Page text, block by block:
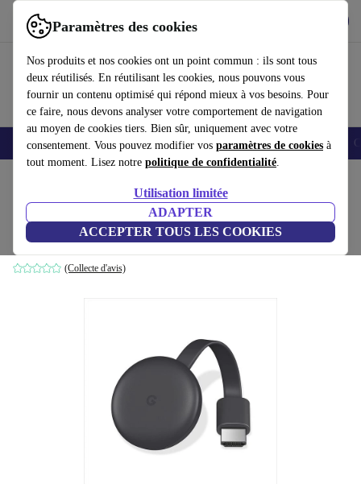
Paramètres des cookies
Nos produits et nos cookies ont un point commun : ils sont tous
deux réutilisés. En réutilisant les cookies, nous pouvons vous
fournir un contenu optimisé qui répond mieux à vos besoins. Pour
ce faire, nous devons analyser votre comportement de navigation
au moyen de cookies tiers. Bien sûr, uniquement avec votre
consentement. Vous pouvez modifier vos paramètres de cookies à
tout moment. Lisez notre politique de confidentialité.
Utilisation limitée
ADAPTER
ACCEPTER TOUS LES COOKIES
Utilisez refurbed rapidement et facilement
Smartphones Laptops Tablettes Montres connectées Accessoires
Google Chromecast 3e Génération
Anthracite
(Collecte d'avis)